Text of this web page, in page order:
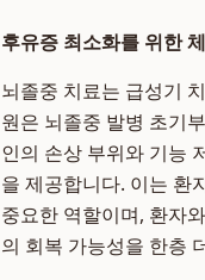
후유증 최소화를 위한
뇌졸중 치료는 급성기
원은 뇌졸중 발병 초기
인의 손상 부위와 기능
을 제공합니다. 이는 환
중요한 역할이며, 환자
의 회복 가능성을 한층